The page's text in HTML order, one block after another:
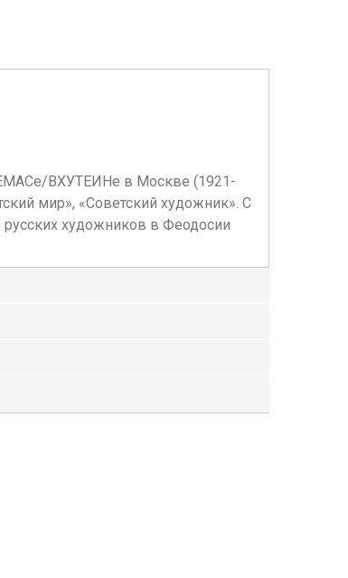
ВХУТЕИНе в Москве (1921-
мир», «Советский художник». С
художников в Феодосии